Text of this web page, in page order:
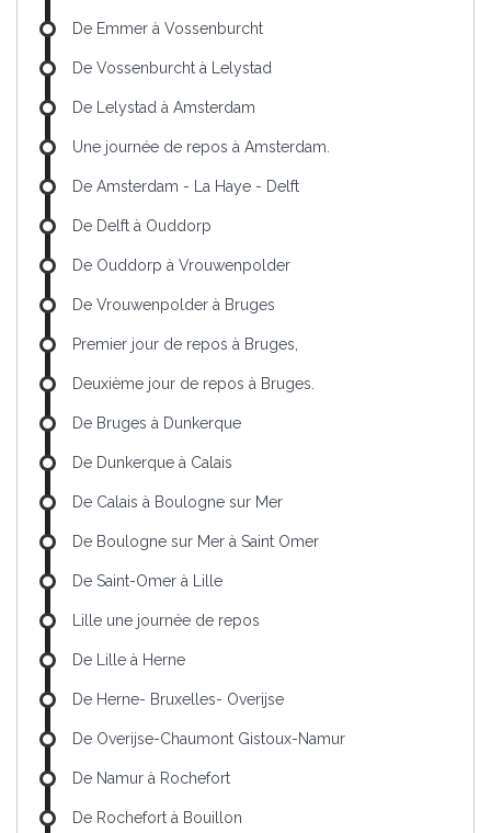
De Emmer à Vossenburcht
De Vossenburcht à Lelystad
De Lelystad à Amsterdam
Une journée de repos à Amsterdam.
De Amsterdam - La Haye - Delft
De Delft à Ouddorp
De Ouddorp à Vrouwenpolder
De Vrouwenpolder à Bruges
Premier jour de repos à Bruges,
Deuxième jour de repos à Bruges.
De Bruges à Dunkerque
De Dunkerque à Calais
De Calais à Boulogne sur Mer
De Boulogne sur Mer à Saint Omer
De Saint-Omer à Lille
Lille une journée de repos
De Lille à Herne
De Herne- Bruxelles- Overijse
De Overijse-Chaumont Gistoux-Namur
De Namur à Rochefort
De Rochefort à Bouillon